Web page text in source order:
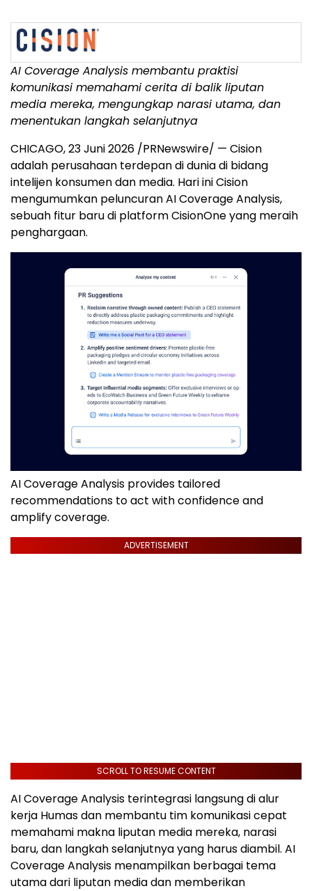
AI Coverage Analysis membantu praktisi
komunikasi memahami cerita di balik liputan
media mereka, mengungkap narasi utama, dan
menentukan langkah selanjutnya
CHICAGO,23 Juni 2026 /PRNewswire/ — Cision
adalah perusahaan terdepan di dunia di bidang
intelijen konsumen dan media. Hari ini Cision
mengumumkan peluncuran AI Coverage Analysis,
sebuah fitur baru di platform CisionOne yang meraih
penghargaan.
AI Coverage Analysis provides tailored
recommendations to act with confidence and
amplify coverage.
ADVERTISEMENT
SCROLL TO RESUME CONTENT
AI Coverage Analysis terintegrasi langsung di alur
kerja Humas dan membantu tim komunikasi cepat
memahami makna liputan media mereka, narasi
baru, dan langkah selanjutnya yang harus diambil. AI
Coverage Analysis menampilkan berbagai tema
utama dari liputan media dan memberikan